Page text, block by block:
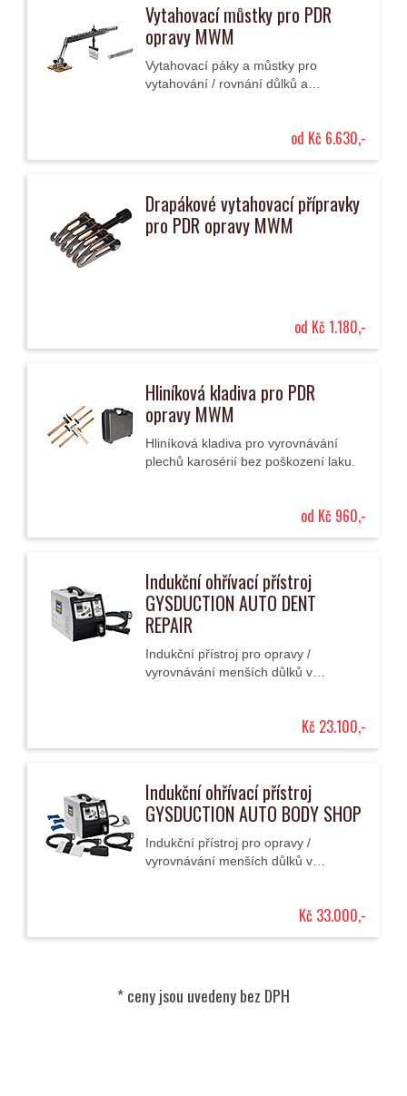
Vytahovací můstky pro PDR
opravy MWM
Vytahovací páky a můstky pro
vytahování / rovnání důlků a
od Kč 6.630,-
Drapákové vytahovací přípravky
pro PDR opravy MWM
od Kč 1.180,-
Hliníková kladiva pro PDR
opravy MWM
Hliníková kladiva pro vyrovnávání
plechů karosérií bez poškození laku.
od Kč 960,-
Indukční ohřívací přístroj
GYSDUCTION AUTO DENT
REPAIR
Indukční přístroj pro opravy /
vyrovnávání menších důlků v
Kč 23.100,-
Indukční ohřívací přístroj
GYSDUCTION AUTO BODY SHOP
Indukční přístroj pro opravy /
vyrovnávání menších důlků v
Kč 33.000,-